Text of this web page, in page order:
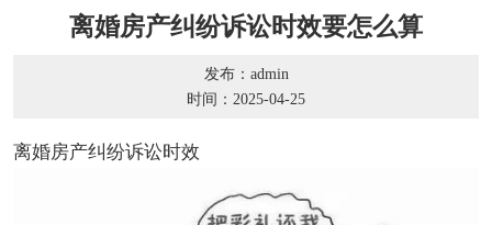
离婚房产纠纷诉讼时效要怎么算
发布：admin
时间：2025-04-25
离婚房产纠纷诉讼时效